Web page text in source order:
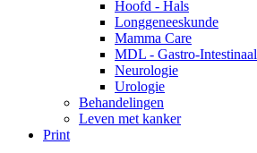
Hoofd - Hals
Longgeneeskunde
Mamma Care
MDL - Gastro-Intestinaal
Neurologie
Urologie
Behandelingen
Leven met kanker
Print